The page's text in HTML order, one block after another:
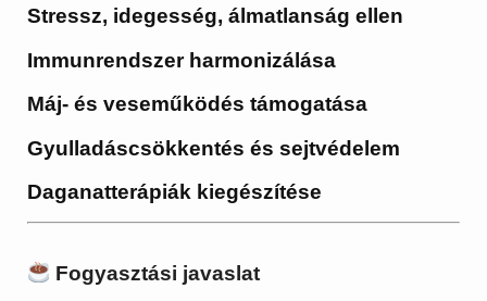
Stressz, idegesség, álmatlanság ellen
Immunrendszer harmonizálása
Máj- és veseműködés támogatása
Gyulladáscsökkentés és sejtvédelem
Daganatterápiák kiegészítése
Fogyasztási javaslat